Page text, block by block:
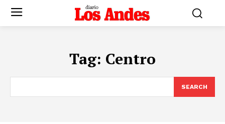
Tag: Centro
SEARCH